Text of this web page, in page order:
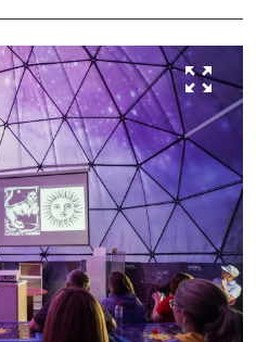
zoom_out_map